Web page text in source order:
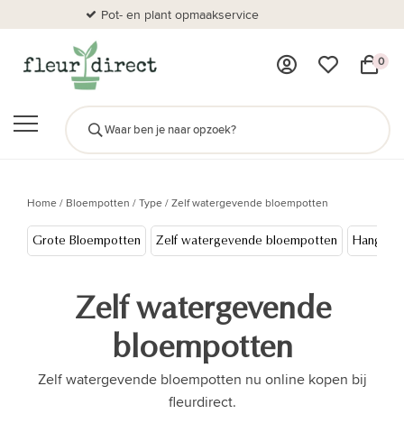
Pot- en plant opmaakservice
0
Home/ Bloempotten /Type/Zelf watergevende bloempotten
Grote Bloempotten Zelf watergevende bloempotten
Zelf watergevende
bloempotten
Zelf watergevende bloempotten nu online kopen bij
fleurdirect.